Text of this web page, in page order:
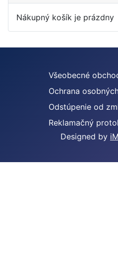
Nákupný košík je prázdny
Všeobecné
Ochrana
Odstúpenie od
Reklamačný
Designed by